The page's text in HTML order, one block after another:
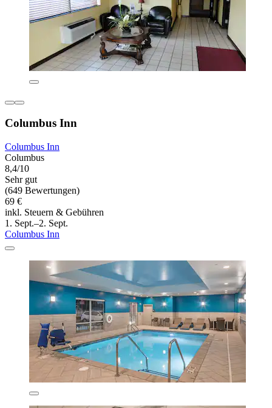
Columbus Inn
Columbus Inn
Columbus
8,4/10
Sehr gut
(649 Bewertungen)
69 €
inkl. Steuern & Gebühren
1. Sept.–2. Sept.
Columbus Inn